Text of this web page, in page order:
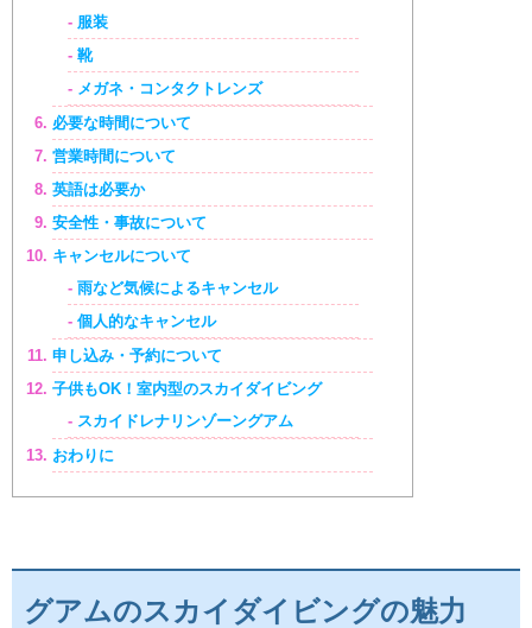
服装
靴
メガネ・コンタクトレンズ
必要な時間について
営業時間について
英語は必要か
安全性・事故について
キャンセルについて
雨など気候によるキャンセル
個人的なキャンセル
申し込み・予約について
子供もOK！室内型のスカイダイビング
スカイドレナリンゾーングアム
おわりに
グアムのスカイダイビングの魅力